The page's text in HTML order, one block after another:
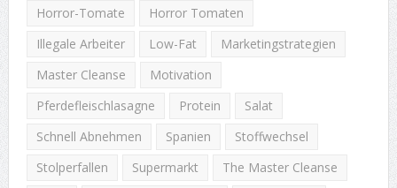
Horror-Tomate
Horror Tomaten
Illegale Arbeiter
Low-Fat
Marketingstrategien
Master Cleanse
Motivation
Pferdefleischlasagne
Protein
Salat
Schnell Abnehmen
Spanien
Stoffwechsel
Stolperfallen
Supermarkt
The Master Cleanse